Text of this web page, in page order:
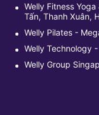
Welly Fitness
Tấn, Thanh Xuân,
Welly Pilates -
Welly Technology
Welly Group